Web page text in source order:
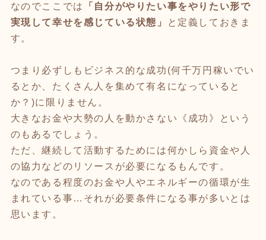
なのでここでは
「自分がやりたい事をやりたい形で
実現して幸せを感じている状態」
と定義しておきま
す。
つまり必ずしもビジネス的な成功(何千万円稼いでい
るとか、たくさん人を集めて有名になっていると
か？)に限りません。
大きなお金や大勢の人を動かさない《成功》という
のもあるでしょう。
ただ、継続して活動するためには何かしら資金や人
の協力などのリソースが必要になるもんです。
なのである程度のお金や人やエネルギーの循環が生
まれている事…それが必要条件になる事が多いとは
思います。